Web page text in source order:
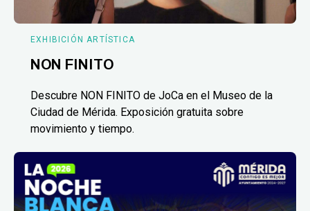
EXHIBICIÓN ARTÍSTICA
NON FINITO
Descubre NON FINITO de JoCa en el Museo de la
Ciudad de Mérida. Exposición gratuita sobre
movimiento y tiempo.